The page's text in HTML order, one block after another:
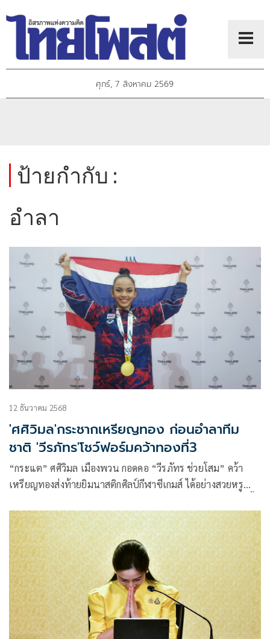
ศุกร์, 7 สิงหาคม 2569
ป้ายกำกับ :
อำลา
12 ธันวาคม 2568
'ศศิวิมล'กระชากเหรียญทอง ก่อนอำลาทีม
ชาติ 'วีรภัทร'โชว์ฟอร์มคว้าทองที่3
“กระแต” ศศิวิมล เมืองพวน กอดคอ “วีรภัทร ช่วยโสม” คว้า
เหรียญทองส่งท้ายยิมนาสติกศิลป์กีฬาซีเกมส์ ได้อย่างสวยหรู
ผลงานตามเป้า ที่เหลือรอลุ้น เพิ่มจากยิมนาสติกลีลา และ ยิมแอ
โรบิก ลั่นมีเพิ่มอย่างน้อย 2 เหรียญทอง